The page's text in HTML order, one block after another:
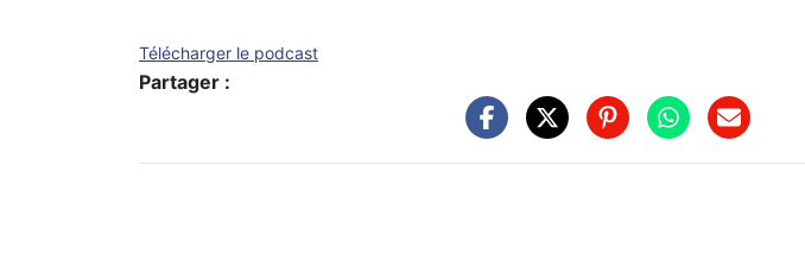
Télécharger le podcast
Partager :